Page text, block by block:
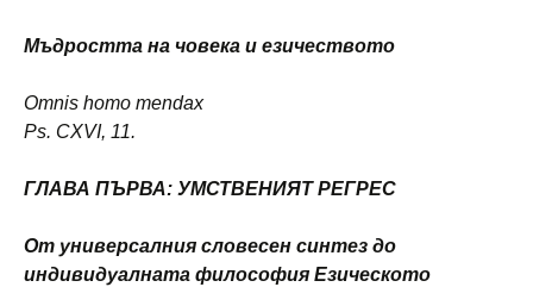
Мъдростта на човека и езичеството
Omnis homo mendax
Ps. CXVI, 11.
ГЛАВА ПЪРВА: УМСТВЕНИЯТ РЕГРЕС
От универсалния словесен синтез до
индивидуалната философия Езическото